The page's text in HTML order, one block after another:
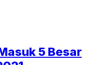
5 Besar